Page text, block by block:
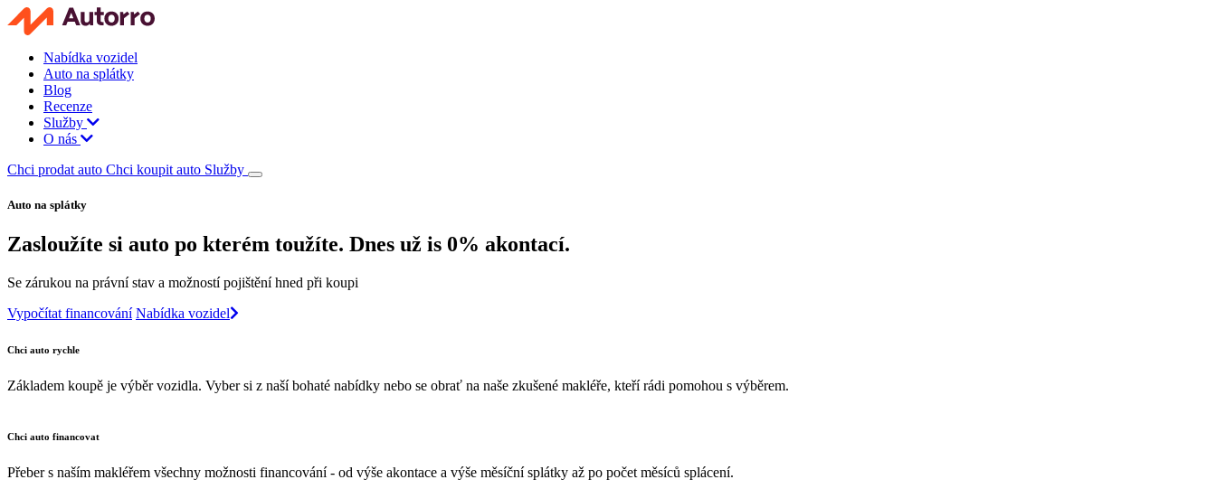
Nabídka vozidel
Auto na splátky
Blog
Recenze
Služby
O nás
Chci prodat auto Chci koupit auto Služby
Auto na splátky
Zasloužíte si auto po kterém toužíte. Dnes už is 0% akontací.
Se zárukou na právní stav a možností pojištění hned při koupi
Vypočítat financování Nabídka vozidel
Chci auto rychle
Základem koupě je výběr vozidla. Vyber si z naší bohaté nabídky nebo se obrať na naše zkušené makléře, kteří rádi pomohou s výběrem.
Chci auto financovat
Přeber s naším makléřem všechny možnosti financování - od výše akontace a výše měsíční splátky až po počet měsíců splácení.